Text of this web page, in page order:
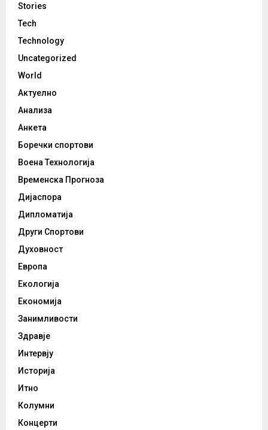
Stories
Tech
Technology
Uncategorized
World
Актуелно
Анализа
Анкета
Боречки спортови
Воена Технологија
Временска Прогноза
Дијаспора
Дипломатија
Други Спортови
Духовност
Европа
Екологија
Економија
Занимливости
Здравје
Интервју
Историја
Итно
Колумни
Концерти